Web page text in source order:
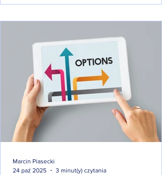
Marcin Piasecki
24 paź 2025
3 minut(y) czytania